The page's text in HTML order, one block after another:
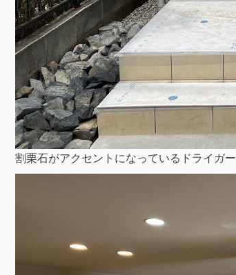
割栗石がアクセントになっているドライガー